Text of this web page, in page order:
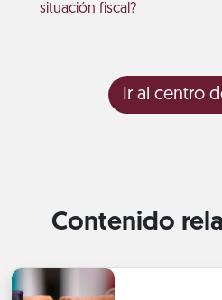
situación fiscal?
Ir al centro
Contenido